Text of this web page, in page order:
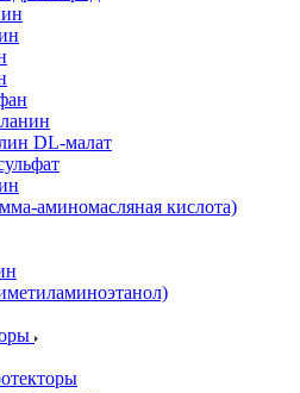
DL-малат
аминомасляная кислота)